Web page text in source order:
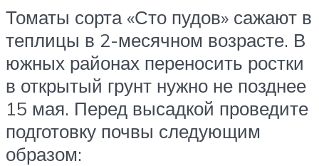
Томаты сорта «Сто пудов» сажают в
теплицы в 2-месячном возрасте. В
южных районах переносить ростки
в открытый грунт нужно не позднее
15 мая. Перед высадкой проведите
подготовку почвы следующим
образом: